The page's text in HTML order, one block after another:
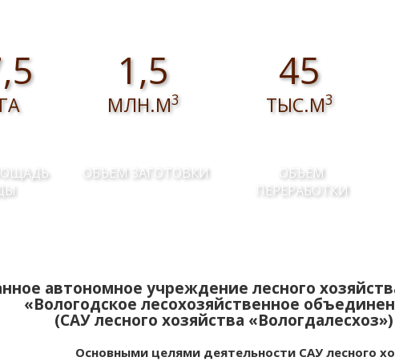
1,5
МЛН.М3
ОБЪЕМ ЗАГОТОВКИ
45
ТЫС.М3
ОБЪЕМ
ПЕРЕРАБОТКИ
автономное учреждение лесного
«Вологодское лесохозяйственное
(САУ лесного хозяйства «Вологдалесхоз»)
Основными целями деятельности САУ лесного